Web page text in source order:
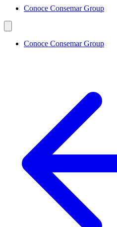
Conoce Consemar Group
Conoce Consemar Group